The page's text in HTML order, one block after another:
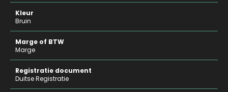
Kleur
Bruin
Marge of BTW
Marge
Registratie document
Duitse Registratie